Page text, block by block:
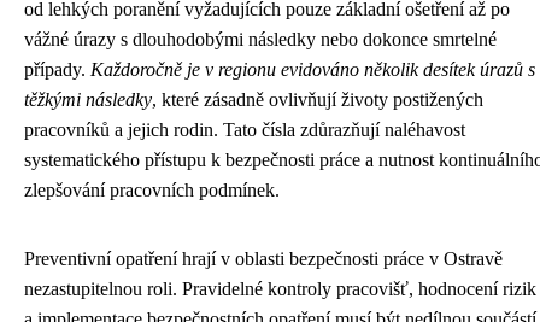
od lehkých poranění vyžadujících pouze základní ošetření až po
vážné úrazy s dlouhodobými následky nebo dokonce smrtelné
případy. Každoročně je v regionu evidováno několik desítek úrazů s
těžkými následky, které zásadně ovlivňují životy postižených
pracovníků a jejich rodin. Tato čísla zdůrazňují naléhavost
systematického přístupu k bezpečnosti práce a nutnost
zlepšování pracovních podmínek.
Preventivní opatření hrají v oblasti bezpečnosti práce v Ostravě
nezastupitelnou roli. Pravidelné kontroly pracovišť, hodnocení rizik